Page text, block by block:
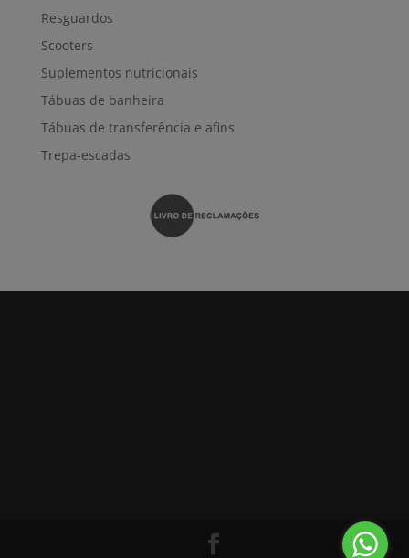
Resguardos
Scooters
Suplementos nutricionais
Tábuas de banheira
Tábuas de transferência e afins
Trepa-escadas